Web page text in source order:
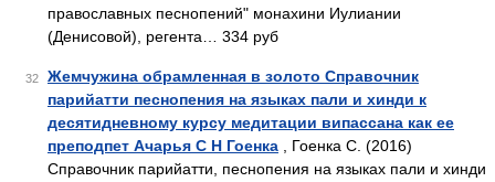
православных песнопений" монахини Иулиании
(Денисовой), регента… 334 руб
32
Жемчужина обрамленная в золото Справочник
парийатти песнопения на языках пали и хинди к
десятидневному курсу медитации випассана как ее
преподпет Ачарья С Н Гоенка , Гоенка С. (2016)
Справочник парийатти, песнопения на языках пали и хинди